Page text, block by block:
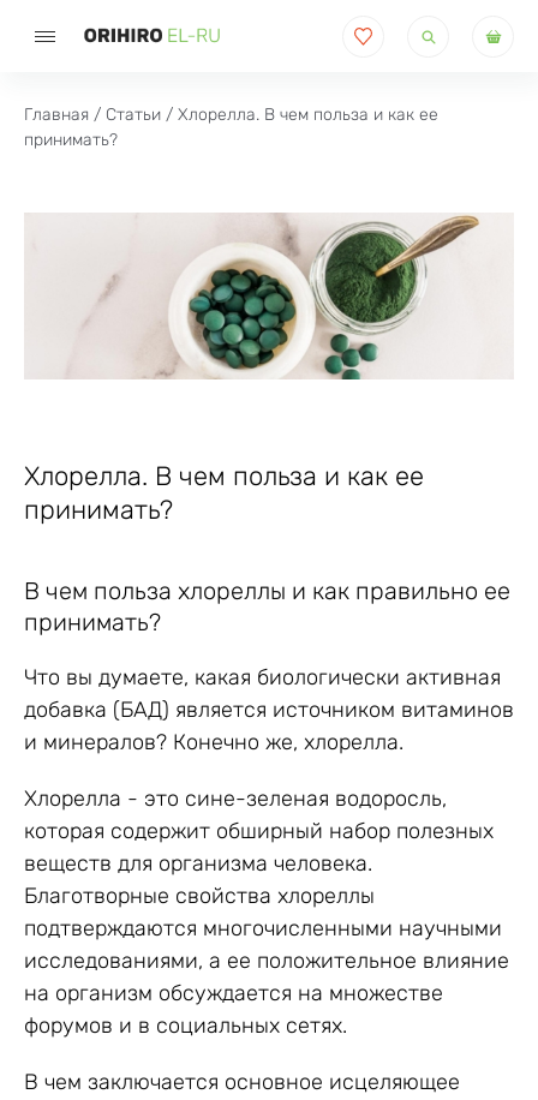
товаров
Главная / Статьи / Хлорелла. В чем польза и как ее
принимать?
Хлорелла. В чем польза и как ее
принимать?
В чем польза хлореллы и как правильно ее
принимать?
Что вы думаете, какая биологически активная
добавка (БАД) является источником витаминов
и минералов? Конечно же, хлорелла.
Хлорелла - это сине-зеленая водоросль,
которая содержит обширный набор полезных
веществ для организма человека.
Благотворные свойства хлореллы
подтверждаются многочисленными научными
исследованиями, а ее положительное влияние
на организм обсуждается на множестве
форумов и в социальных сетях.
В чем заключается основное исцеляющее